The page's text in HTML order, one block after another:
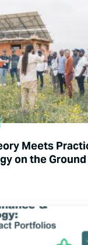
Meets
on the Ground